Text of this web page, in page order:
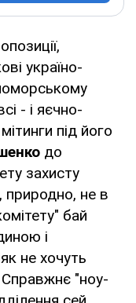
україно-
- і яєчно-
під його
до
захисту
природно, не в
бай
і
не хочуть
Справжнє "ноу-